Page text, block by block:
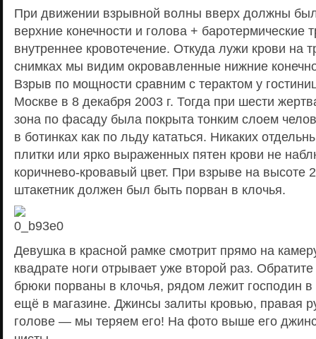
При движении взрывной волны вверх должны
верхние конечности и голова +
внутреннее кровотечение. Откуда лужи крови на
снимках мы видим окровавленные нижние
Взрыв по мощности сравним с терактом у
Москве в 8 декабря 2003 г. Тогда при шести
зона по фасаду была покрыта тонким слоем
в ботинках как по льду кататься. Никаких
плитки или ярко выраженных пятен крови не
коричнево-кровавый цвет. При взрыве на высоте
штакетник должен был быть порван в клочья.
Девушка в красной рамке смотрит прямо на
квадрате ноги отрывает уже второй раз.
брюки порваны в клочья, рядом лежит господин
ещё в магазине. Джинсы залиты кровью, правая
голове — мы теряем его! На фото выше его